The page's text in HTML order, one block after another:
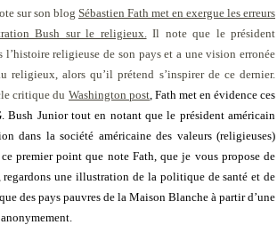
sur son blog Sébastien Fath met en exergue les erreurs
Bush sur le religieux.Il note que le président
l’histoire religieuse de son pays et a une vision erronée
religieux, alors qu’il prétend s’inspirer de ce dernier.
critique du Washington post, Fath met en évidence ces
Bush Junior tout en notant que le président américain
dans la société américaine des valeurs (religieuses)
ce premier point que note Fath, que je vous propose de
regardons une illustration de la politique de santé et de
des pays pauvres de la Maison Blanche à partir d’une
anonymement.